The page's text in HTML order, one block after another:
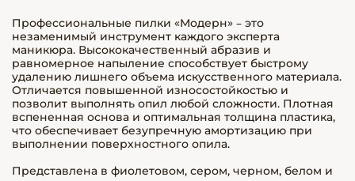
Профессиональные пилки «Модерн» – это
незаменимый инструмент каждого эксперта
маникюра. Высококачественный абразив и
равномерное напыление способствует быстрому
удалению лишнего объема искусственного материала.
Отличается повышенной износостойкостью и
позволит выполнять опил любой сложности. Плотная
вспененная основа и оптимальная толщина пластика,
что обеспечивает безупречную амортизацию при
выполнении поверхностного опила.
Представлена в фиолетовом, сером, черном, белом и